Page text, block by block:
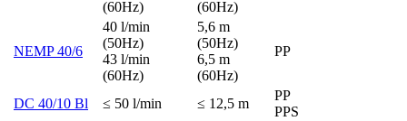
(60Hz)
(60Hz)
NEMP 40/6
40 l/min
(50Hz)
43 l/min
(60Hz)
5,6 m
(50Hz)
6,5 m
(60Hz)
PP
DC 40/10 Bl ≤ 50 l/min ≤ 12,5 m
PP
PPS